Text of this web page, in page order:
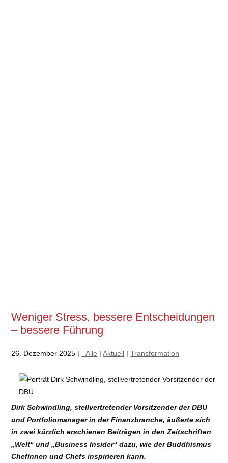
Weniger Stress, bessere Entscheidungen
– bessere Führung
26. Dezember 2025 | _Alle |Aktuell |Transformation
Dirk Schwindling, stellvertretender Vorsitzender der DBU
und Portfoliomanager in der Finanzbranche, äußerte sich
in zwei kürzlich erschienen Beiträgen in den Zeitschriften
„Welt“ und „Business Insider“ dazu, wie der Buddhismus
Chefinnen und Chefs inspirieren kann.